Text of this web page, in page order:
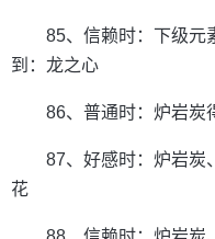
85、信赖时：下级元
到：龙之心
86、普通时：炉岩炭
87、好感时：炉岩炭
花